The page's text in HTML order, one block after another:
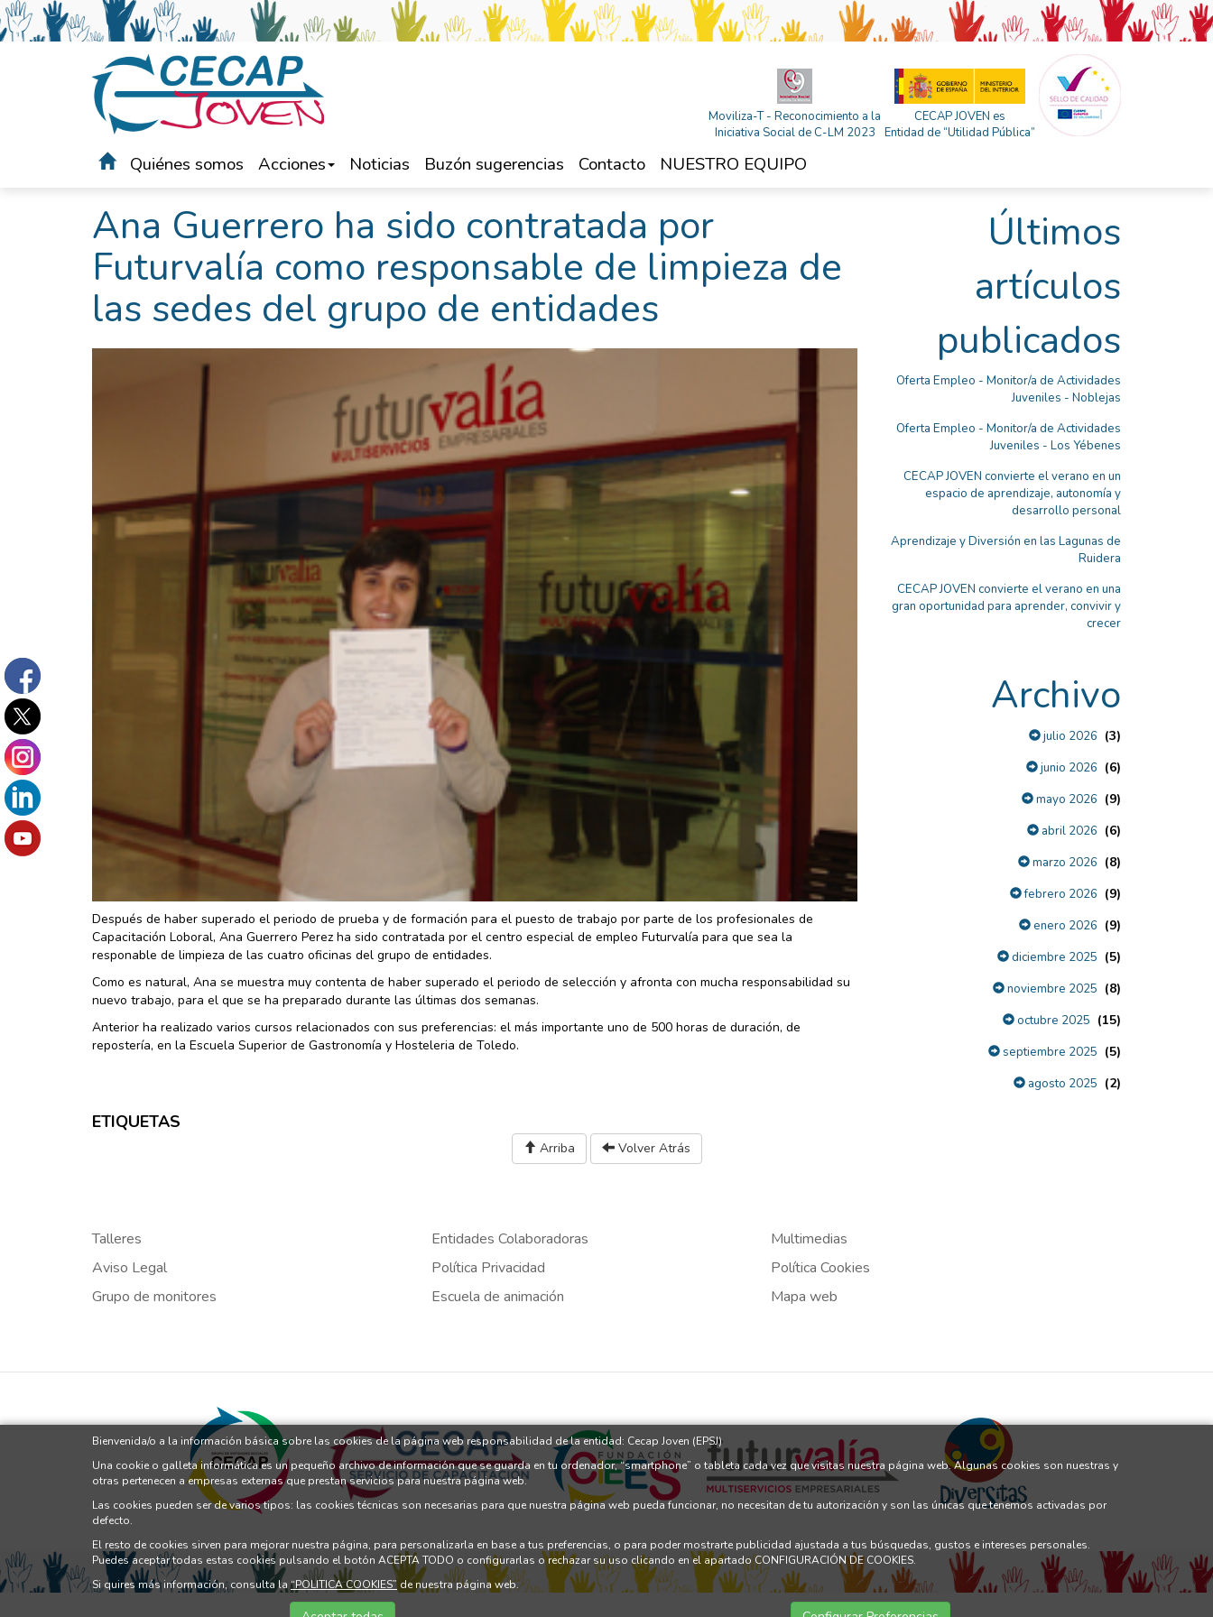
Moviliza-T - Reconocimiento a la
Iniciativa Social de C-LM 2023
CECAP JOVEN es
Entidad de “Utilidad Pública”
Quiénes somos Acciones Noticias Buzón sugerencias Contacto NUESTRO EQUIPO
Ana Guerrero ha sido contratada por
Futurvalía como responsable de limpieza de
las sedes del grupo de entidades
Después de haber superado el periodo de prueba y de formación para el puesto de trabajo por parte de los profesionales de
Capacitación Loboral, Ana Guerrero Perez ha sido contratada por el centro especial de empleo Futurvalía para que sea la
responable de limpieza de las cuatro oficinas del grupo de entidades.
Como es natural, Ana se muestra muy contenta de haber superado el periodo de selección y afronta con mucha responsabilidad su
nuevo trabajo, para el que se ha preparado durante las últimas dos semanas.
Anterior ha realizado varios cursos relacionados con sus preferencias: el más importante uno de 500 horas de duración, de
repostería, en la Escuela Superior de Gastronomía y Hosteleria de Toledo.
Últimos
artículos
publicados
Oferta Empleo - Monitor/a de Actividades
Juveniles - Noblejas
Oferta Empleo - Monitor/a de Actividades
Juveniles - Los Yébenes
CECAP JOVEN convierte el verano en un
espacio de aprendizaje, autonomía y
desarrollo personal
Aprendizaje y Diversión en las Lagunas de
Ruidera
CECAP JOVEN convierte el verano en una
gran oportunidad para aprender, convivir y
crecer
Archivo
julio 2026 (3)
junio 2026 (6)
mayo 2026 (9)
abril 2026 (6)
marzo 2026 (8)
febrero 2026 (9)
enero 2026 (9)
diciembre 2025 (5)
noviembre 2025 (8)
octubre 2025 (15)
septiembre 2025 (5)
agosto 2025 (2)
ETIQUETAS
Arriba Volver Atrás
Talleres Entidades Colaboradoras
Multimedias
Aviso Legal
Política Privacidad
Política Cookies
Grupo de monitores
Escuela de animación Mapa web
Bienvenida/o a la información básica sobre las cookies de la página web responsabilidad de la entidad: Cecap Joven (EPSJ)
Una cookie o galleta informática es un pequeño archivo de información que se guarda en tu ordenador, “smartphone” o tableta cada vez que visitas nuestra página web. Algunas cookies son nuestras y
otras pertenecen a empresas externas que prestan servicios para nuestra página web.
Las cookies pueden ser de varios tipos: las cookies técnicas son necesarias para que nuestra página web pueda funcionar, no necesitan de tu autorización y son las únicas que tenemos activadas por
defecto.
El resto de cookies sirven para mejorar nuestra página, para personalizarla en base a tus preferencias, o para poder mostrarte publicidad ajustada a tus búsquedas, gustos e intereses personales.
Puedes aceptar todas estas cookies pulsando el botón ACEPTA TODO o configurarlas o rechazar su uso clicando en el apartado CONFIGURACIÓN DE COOKIES.
Si quires más información, consulta la “POLITICA COOKIES” de nuestra página web.